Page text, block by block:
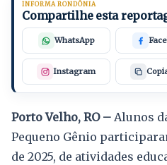
INFORMA RONDÔNIA
Compartilhe esta
WhatsApp
Instagram
Porto Velho, RO – Alunos
Pequeno Gênio
de 2025, de atividades